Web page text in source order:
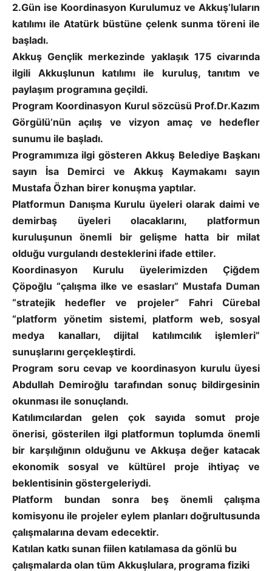
2.Gün ise Koordinasyon Kurulumuz ve Akkuş’luların
katılımı ile Atatürk büstüne çelenk sunma töreni ile
başladı.
Akkuş Gençlik merkezinde yaklaşık 175 civarında
ilgili Akkuşlunun katılımı ile kuruluş, tanıtım ve
paylaşım programına geçildi.
Program Koordinasyon Kurul sözcüsü Prof.Dr.Kazım
Görgülü’nün açılış ve vizyon amaç ve hedefler
sunumu ile başladı.
Programımıza ilgi gösteren Akkuş Belediye Başkanı
sayın İsa Demirci ve Akkuş Kaymakamı sayın
Mustafa Özhan birer konuşma yaptılar.
Platformun Danışma Kurulu üyeleri olarak daimi ve
demirbaş üyeleri olacaklarını, platformun
kuruluşunun önemli bir gelişme hatta bir milat
olduğu vurgulandı desteklerini ifade ettiler.
Koordinasyon Kurulu üyelerimizden Çiğdem
Çöpoğlu “çalışma ilke ve esasları” Mustafa Duman
“stratejik hedefler ve projeler” Fahri Cürebal
“platform yönetim sistemi, platform web, sosyal
medya kanalları, dijital katılımcılık işlemleri”
sunuşlarını gerçekleştirdi.
Program soru cevap ve koordinasyon kurulu üyesi
Abdullah Demiroğlu tarafından sonuç bildirgesinin
okunması ile sonuçlandı.
Katılımcılardan gelen çok sayıda somut proje
önerisi, gösterilen ilgi platformun toplumda önemli
bir karşılığının olduğunu ve Akkuşa değer katacak
ekonomik sosyal ve kültürel proje ihtiyaç ve
beklentisinin göstergeleriydi.
Platform bundan sonra beş önemli çalışma
komisyonu ile projeler eylem planları doğrultusunda
çalışmalarına devam edecektir.
Katılan katkı sunan fiilen katılamasa da gönlü bu
çalışmalarda olan tüm Akkuşlulara, programa fiziki